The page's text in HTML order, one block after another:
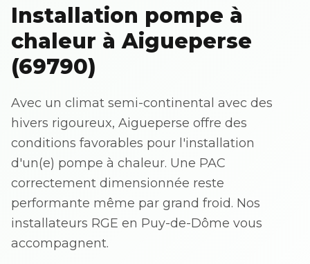
Installation pompe à
chaleur à Aigueperse
(69790)
Avec un climat semi-continental avec des
hivers rigoureux, Aigueperse offre des
conditions favorables pour l'installation
d'un(e) pompe à chaleur. Une PAC
correctement dimensionnée reste
performante même par grand froid. Nos
installateurs RGE en Puy-de-Dôme vous
accompagnent.